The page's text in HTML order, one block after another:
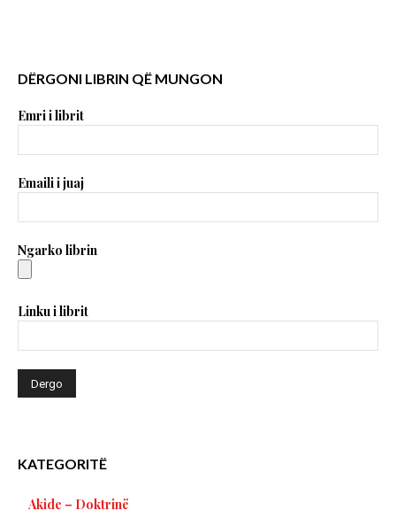
DËRGONI LIBRIN QË MUNGON
Emri i librit
Emaili i juaj
Ngarko librin
Linku i librit
KATEGORITË
Akide – Doktrinë